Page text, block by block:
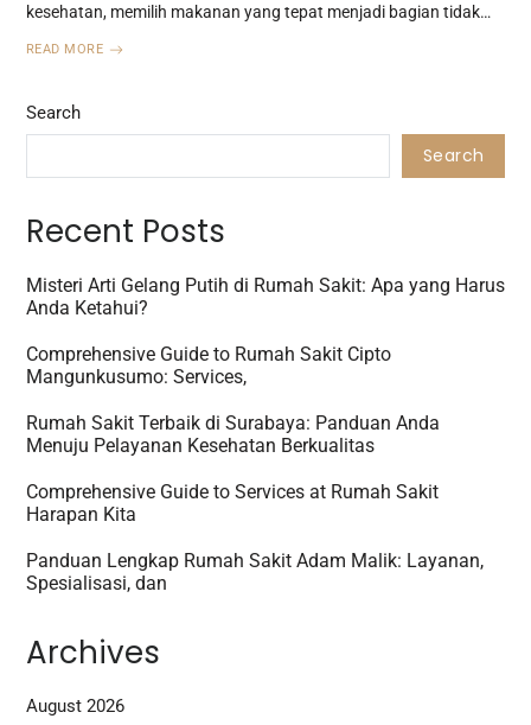
kesehatan, memilih makanan yang tepat menjadi bagian tidak…
READ MORE
Search
Search
Recent Posts
Misteri Arti Gelang Putih di Rumah Sakit: Apa yang Harus
Anda Ketahui?
Comprehensive Guide to Rumah Sakit Cipto
Mangunkusumo: Services,
Rumah Sakit Terbaik di Surabaya: Panduan Anda
Menuju Pelayanan Kesehatan Berkualitas
Comprehensive Guide to Services at Rumah Sakit
Harapan Kita
Panduan Lengkap Rumah Sakit Adam Malik: Layanan,
Spesialisasi, dan
Archives
August 2026